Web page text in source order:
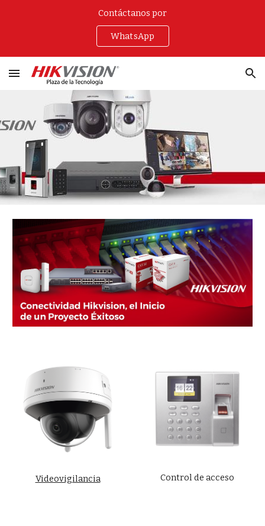
Contáctanos por
WhatsApp
Videovigilancia Control de acceso